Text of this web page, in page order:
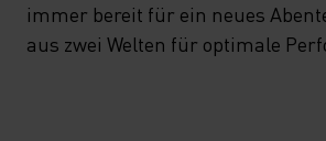
immer bereit für ein neues
aus zwei Welten für optimale